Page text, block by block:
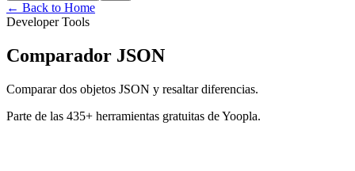
← Back to Home
Developer Tools
Comparador JSON
Comparar dos objetos JSON y resaltar diferencias.
Parte de las 435+ herramientas gratuitas de Yoopla.